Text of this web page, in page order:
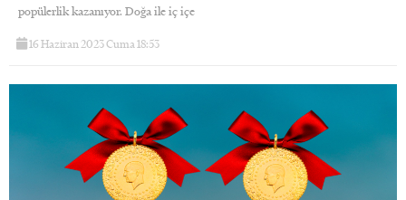
popülerlik kazanıyor. Doğa ile iç içe
16 Haziran 2023 Cuma 18:53